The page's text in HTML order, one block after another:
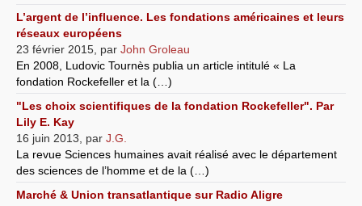
L’argent de l’influence. Les fondations américaines et leurs
réseaux européens
23 février 2015 par John Groleau
En 2008, Ludovic Tournès publia un article intitulé « La
fondation Rockefeller et la (…)
"Les choix scientifiques de la fondation Rockefeller". Par
Lily E. Kay
16 juin 2013
par J.G.
La revue Sciences humaines avait réalisé avec le département
des sciences de l’homme et de la (…)
Marché & Union transatlantique sur Radio Aligre